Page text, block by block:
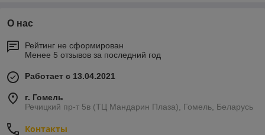
О нас
Рейтинг не сформирован
Менее 5 отзывов за последний год
Работает с 13.04.2021
г. Гомель
Речицкий пр-т 5в (ТЦ Мандарин Плаза), Гомель, Беларусь
Контакты